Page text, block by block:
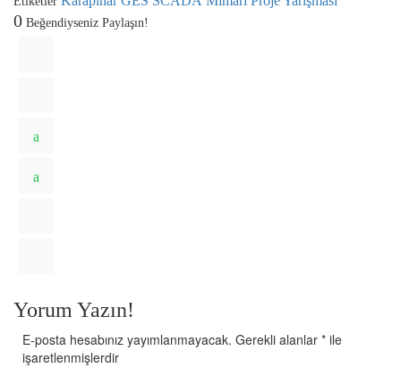
0 Beğendiyseniz Paylaşın!
Yorum Yazın!
E-posta hesabınız yayımlanmayacak. Gerekli alanlar * ile
işaretlenmişlerdir